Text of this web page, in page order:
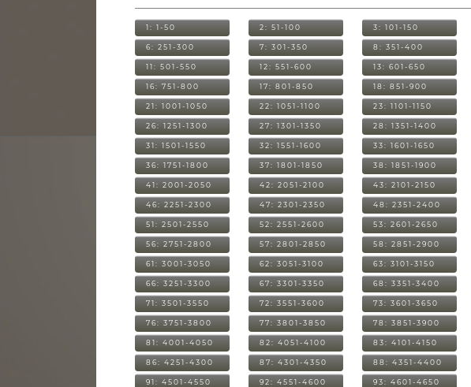
1: 1-50 2: 51-100 3: 101-150
6: 251-300 7: 301-350 8: 351-400
11: 501-550 12: 551-600 13: 601-650
16: 751-800 17: 801-850 18: 851-900
21: 1001-1050 22: 1051-1100 23: 1101-1150
26: 1251-1300 27: 1301-1350 28: 1351-1400
31: 1501-1550 32: 1551-1600 33: 1601-1650
36: 1751-1800 37: 1801-1850 38: 1851-1900
41: 2001-2050 42: 2051-2100 43: 2101-2150
46: 2251-2300 47: 2301-2350 48: 2351-2400
51: 2501-2550 52: 2551-2600 53: 2601-2650
56: 2751-2800 57: 2801-2850 58: 2851-2900
61: 3001-3050 62: 3051-3100 63: 3101-3150
66: 3251-3300 67: 3301-3350 68: 3351-3400
71: 3501-3550 72: 3551-3600 73: 3601-3650
76: 3751-3800 77: 3801-3850 78: 3851-3900
81: 4001-4050 82: 4051-4100 83: 4101-4150
86: 4251-4300 87: 4301-4350 88: 4351-4400
91: 4501-4550 92: 4551-4600 93: 4601-4650